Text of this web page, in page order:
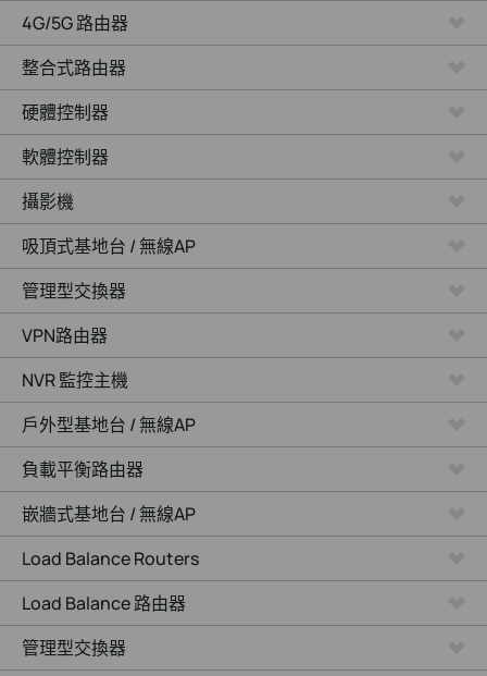
4G/5G 路由器
整合式路由器
硬體控制器
軟體控制器
攝影機
吸頂式基地台 / 無線AP
管理型交換器
VPN路由器
NVR 監控主機
戶外型基地台 / 無線AP
負載平衡路由器
嵌牆式基地台 / 無線AP
Load Balance Routers
Load Balance 路由器
管理型交換器